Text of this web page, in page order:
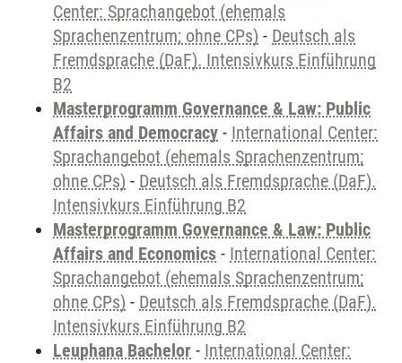
Center: Sprachangebot (ehemals
Sprachenzentrum; ohne CPs) - Deutsch als
Fremdsprache (DaF). Intensivkurs Einführung
B2
Masterprogramm Governance & Law: Public
Affairs and Democracy - International Center:
Sprachangebot (ehemals Sprachenzentrum;
ohne CPs) - Deutsch als Fremdsprache (DaF).
Intensivkurs Einführung B2
Masterprogramm Governance & Law: Public
Affairs and Economics - International Center:
Sprachangebot (ehemals Sprachenzentrum;
ohne CPs) - Deutsch als Fremdsprache (DaF).
Intensivkurs Einführung B2
Leuphana Bachelor - International Center: